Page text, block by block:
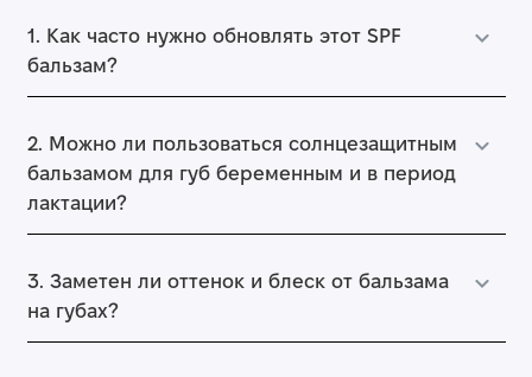
1. Как часто нужно обновлять этот SPF
бальзам?
2. Можно ли пользоваться солнцезащитным
бальзамом для губ беременным и в период
лактации?
3. Заметен ли оттенок и блеск от бальзама
на губах?